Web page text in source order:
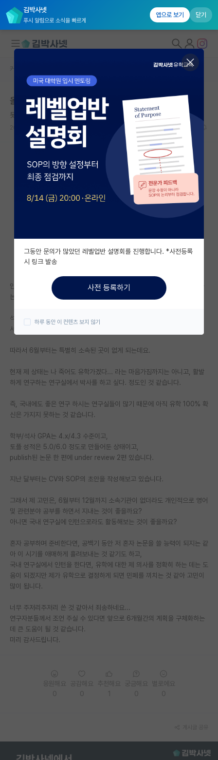
김박사넷
푸시 알림으로 소식을 빠르게
앱으로 보기 닫기
대학원생 모집
국내대학원 정보
연구실&오픈랩
커뮤니티
커뮤니티 홈
전체글보기
베스트 게시판
자유 게시판(아무개랩)
미국 유학 게시판
미국 대학원 합격 후기 게시판
대학원생 모집 게시판
연구실(PI) 홍보 게시판
석박사 채용 정보 게시판
임용 정보 게시판
취업 게시판
임용 후기 게시판
PI 전용 게시판
반도체/AI 게시판
학술 정보 게시판
홍보 게시판
커리어
유학교육
이벤트
커뮤니티 홈
올해 연말 입시까지의 시간, 어떻게 보내면 좋을까요?
못된 막스 플랑크
2026.06.06 5 1387
안녕하세요, 올해 연말 입시를 통해서 내년 가을학기에 유학 가고자 희망하
는 석사 졸업생입니다.
석사 졸업은 이번 26년도 2월이고, 졸업 후 5월까지는 연구실에서 머물면
서 논문도 쓰고, 후배들 인수인계 해주면서 보냈습니다.
따라서 6월부터는 특별히 소속된 곳이 없게 되는데요.
현재 제 상태는 나 죽어도 유학가겠다... 라는 마음가짐까지는 아니고, 활발
하게 연구하는 연구실에서 박사를 하고 싶다. 정도인 것 같습니다.
즉, 국내에도 좋은 연구 하시는 연구실들이 많기 때문에 아직 유학 100% 확
신은 가지지 못하는 것 같습니다.
학부/석사 GPA는 4.x/4.3 수준이고,
토플 성적은 5.0/6.0 정도로 만들어둔 상태이고,
publish된 논문 한 편에 under review 2편 있습니다.
지난 달부터는 CV와 SOP의 초안을 작성해보고 있습니다.
그래서 제 고민은, 6월부터 12월까지 소속기관이 없더라도 개인적으로 영어
및 관련분야 공부를 하면서 지내는 것이 좋을까요?
아니면 국내 연구실에 인턴으로라도 활동해보는 것이 좋을까요?
혼자 공부하며 준비한다면, 공백기 동안 저 혼자 논문을 쓸 능력이 되지는 같
아 이 시기를 애매하게 흘려보내는 것 같기도 하고,
국내 연구실에서 인턴을 한다면, 유학에 대한 제 의사를 정확히 하는 데는 도
움이 되겠지만 제가 유학으로 결정하게 되면 민폐를 끼치는 것 같아 고민이
많이 됩니다.
너무 주저리주저리 쓴 것 같아서 죄송하네요...
연구자분들께서 조언 주실 수 있다면 앞으로 6개월간의 계획을 구체화하는
데 큰 도움이 될 것 같습니다.
미리 감사드립니다.
그동안 문의가 많았던 레벨업반 설명회를 진행합니다. *사전등록
시 링크 발송
사전 등록하기
하루 동안 이 컨텐츠 보지 않기